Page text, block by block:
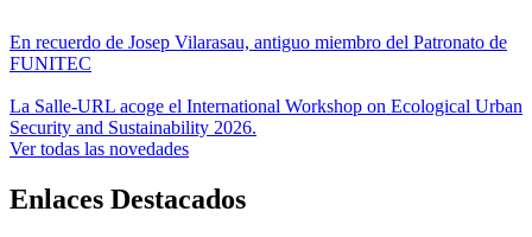
En recuerdo de Josep Vilarasau, antiguo miembro del Patronato de
FUNITEC
La Salle-URL acoge el International Workshop on Ecological Urban
Security and Sustainability 2026.
Ver todas las novedades
Enlaces Destacados